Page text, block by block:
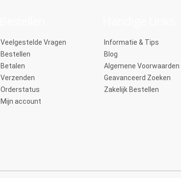
Veelgestelde Vragen
Bestellen
Betalen
Verzenden
Orderstatus
Mijn account
Informatie & Tips
Blog
Algemene Voorwaarden
Geavanceerd Zoeken
Zakelijk Bestellen